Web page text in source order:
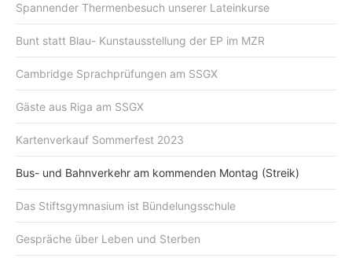
Spannender Thermenbesuch unserer Lateinkurse
Bunt statt Blau- Kunstausstellung der EP im MZR
Cambridge Sprachprüfungen am SSGX
Gäste aus Riga am SSGX
Kartenverkauf Sommerfest 2023
Bus- und Bahnverkehr am kommenden Montag (Streik)
Das Stiftsgymnasium ist Bündelungsschule
Gespräche über Leben und Sterben